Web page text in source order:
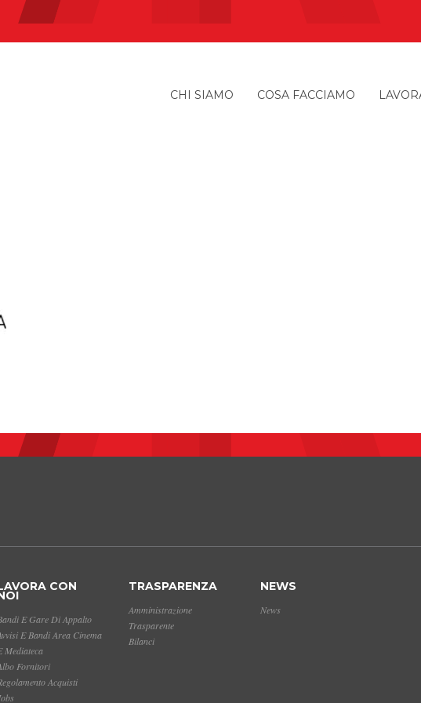
CHI SIAMO COSA FACCIAMO
CON
E Gare Di Appalto
E Bandi Area Cinema
Mediateca
Fornitori
Acquisti
TRASPARENZA
Amministrazione
Trasparente
Bilanci
NEWS
News